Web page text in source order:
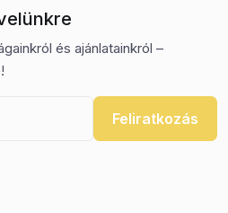
és ajánlatainkról –
Feliratkozás